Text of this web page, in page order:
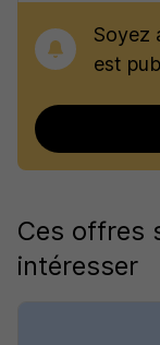
Soyez
est
Ces offres
intéresser